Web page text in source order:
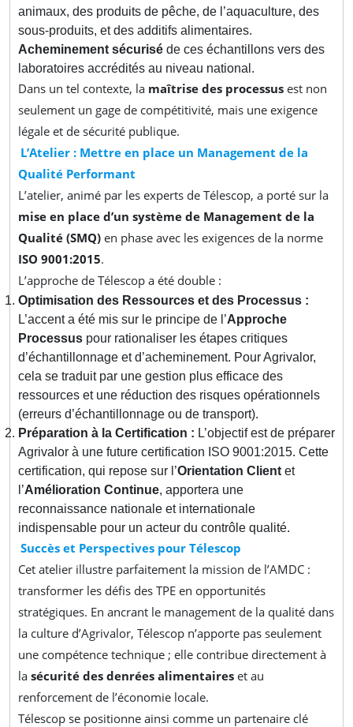
animaux, des produits de pêche, de l’aquaculture, des
sous-produits, et des additifs alimentaires.
Acheminement sécurisé de ces échantillons vers des
laboratoires accrédités au niveau national.
Dans un tel contexte, la maîtrise des processus est non
seulement un gage de compétitivité, mais une exigence
légale et de sécurité publique.
L’Atelier : Mettre en place un Management de la
Qualité Performant
L’atelier, animé par les experts de Télescop, a porté sur la
mise en place d’un système de Management de la
Qualité (SMQ) en phase avec les exigences de la norme
ISO 9001:2015.
L’approche de Télescop a été double :
Optimisation des Ressources et des Processus :
L’accent a été mis sur le principe de l’Approche
Processus pour rationaliser les étapes critiques
d’échantillonnage et d’acheminement. Pour Agrivalor,
cela se traduit par une gestion plus efficace des
ressources et une réduction des risques opérationnels
(erreurs d’échantillonnage ou de transport).
Préparation à la Certification : L’objectif est de préparer
Agrivalor à une future certification ISO 9001:2015. Cette
certification, qui repose sur l’Orientation Client et
l’Amélioration Continue, apportera une
reconnaissance nationale et internationale
indispensable pour un acteur du contrôle qualité.
Succès et Perspectives pour Télescop
Cet atelier illustre parfaitement la mission de l’AMDC :
transformer les défis des TPE en opportunités
stratégiques. En ancrant le management de la qualité dans
la culture d’Agrivalor, Télescop n’apporte pas seulement
une compétence technique ; elle contribue directement à
la sécurité des denrées alimentaires et au
renforcement de l’économie locale.
Télescop se positionne ainsi comme un partenaire clé